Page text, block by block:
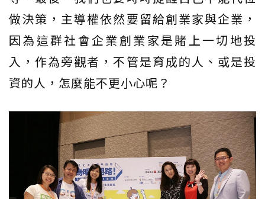
做決策，主導權依然要留給創業家與企業，
因為這群社會企業創業家是賭上一切地投
入，作為旁觀者，不管是育成的人、或是投
資的人，怎麼能不更小心呢？